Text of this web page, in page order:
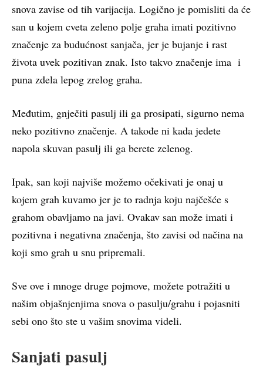
snova zavise od tih varijacija. Logično je pomisliti da će
san u kojem cveta zeleno polje graha imati pozitivno
značenje za budućnost sanjača, jer je bujanje i rast
života uvek pozitivan znak. Isto takvo značenje ima i
puna zdela lepog zrelog graha.
Međutim, gnječiti pasulj ili ga prosipati, sigurno nema
neko pozitivno značenje. A takođe ni kada jedete
napola skuvan pasulj ili ga berete zelenog.
Ipak, san koji najviše možemo očekivati je onaj u
kojem grah kuvamo jer je to radnja koju najčešće s
grahom obavljamo na javi. Ovakav san može imati i
pozitivna i negativna značenja, što zavisi od načina na
koji smo grah u snu pripremali.
Sve ove i mnoge druge pojmove, možete potražiti u
našim objašnjenjima snova o pasulju/grahu i pojasniti
sebi ono što ste u vašim snovima videli.
Sanjati pasulj